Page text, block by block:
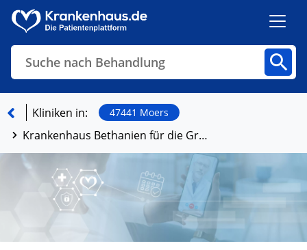
Suche nach Behandlung
Finden
Kliniken in: 47441 Moers
Krankenhaus Bethanien für die Grafschaft Moers